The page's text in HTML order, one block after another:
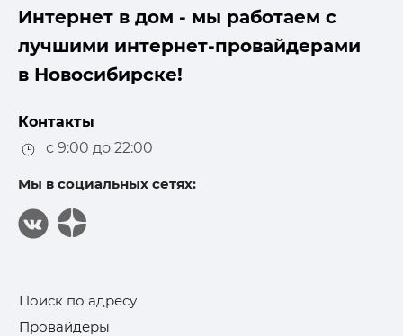
Интернет в дом - мы работаем с
лучшими интернет-провайдерами
в Новосибирске!
Контакты
с 9:00 до 22:00
Мы в социальных сетях:
Поиск по адресу
Провайдеры